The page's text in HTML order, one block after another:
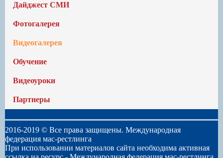
Дайджест СМИ
Фотогалерея
Видеогалерея
Обучение
Видеоуроки
Партнеры
2016-2019 © Все права защищены. Международная
федерация мас-рестлинга
При использовании материалов сайта необходима активная